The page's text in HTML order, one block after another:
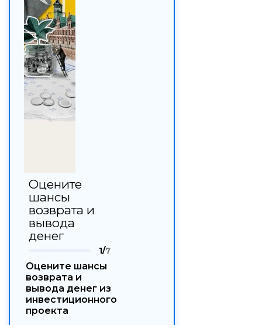
Оцените
шансы
возврата и
вывода
денег
1/7
Оцените шансы
возврата и
вывода денег из
инвестиционного
проекта